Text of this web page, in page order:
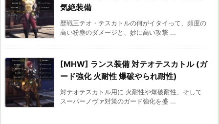
気絶装備
歴戦王テオ・テスカトルの何がイタイって、頻度の
高い粉塵のダメージと、妙に高い攻撃 ...
[MHW] ランス装備 対テオテスカトル (ガ
ード強化 火耐性 爆破やられ耐性)
対テオテスカトル用に 火耐性や爆破耐性、そして
スーパーノヴァ対策のガード強化を盛 ...